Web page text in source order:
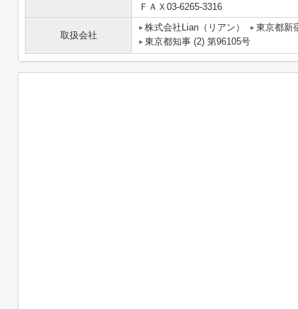
ＦＡＸ03-6265-3316
取扱会社
株式会社Lian（リアン） 東京都新
東京都知事 (2) 第96105号